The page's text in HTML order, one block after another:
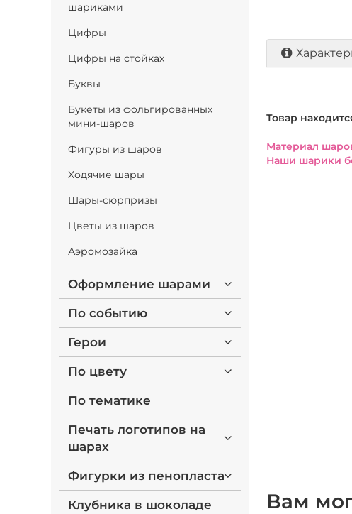
шариками
Цифры
Цифры на стойках
Буквы
Букеты из фольгированных
мини-шаров
Фигуры из шаров
Ходячие шары
Шары-сюрпризы
Цветы из шаров
Аэромозайка
Оформление шарами
По событию
Герои
По цвету
По тематике
Печать логотипов на
шарах
Фигурки из пенопласта
Клубника в шоколаде
Товар
Материал
Наши шарики
Вам